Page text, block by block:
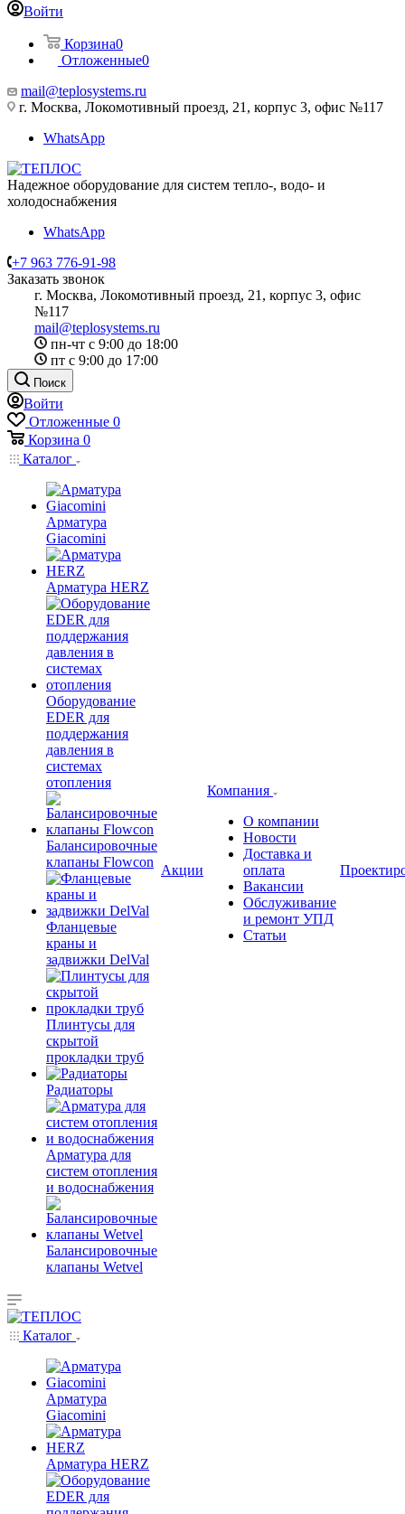
Войти
Корзина0
Отложенные0
mail@teplosystems.ru
г. Москва, Локомотивный проезд, 21, корпус 3, офис №117
WhatsApp
Надежное оборудование для систем тепло-, водо- и
холодоснабжения
WhatsApp
+7 963 776-91-98
Заказать звонок
г. Москва, Локомотивный проезд, 21, корпус 3, офис
№117
mail@teplosystems.ru
пн-чт с 9:00 до 18:00
пт с 9:00 до 17:00
Поиск
Войти
Отложенные 0
Корзина 0
Каталог
Арматура
Giacomini
Арматура HERZ
Оборудование
EDER для
поддержания
давления в
системах
отопления
Балансировочные
клапаны Flowcon
Фланцевые
краны и
задвижки DelVal
Плинтусы для
скрытой
прокладки труб
Радиаторы
Арматура для
систем отопления
и водоснабжения
Балансировочные
клапаны Wetvel
Акции
Компания
О компании
Новости
Доставка и
оплата
Вакансии
Обслуживание
и ремонт УПД
Статьи
Каталог
Арматура
Giacomini
Арматура HERZ